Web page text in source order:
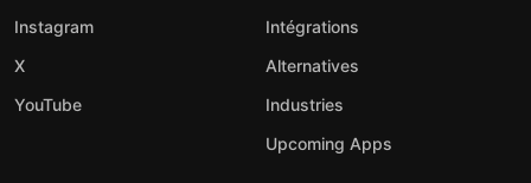
Instagram
X
YouTube
Intégrations
Alternatives
Industries
Upcoming Apps